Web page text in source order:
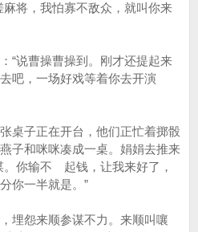
将，我怕寡不敌众，就叫你来
说曹操曹操到。刚才还提起来
吧，一场好戏等着你去开演
子正在开台，他们正忙着掷骰
子和咪咪凑成一桌。娟娟去推来
。你输不 起钱，让我来好了，
你一半就是。”
怨来顺参谋不力。来顺叫嚷